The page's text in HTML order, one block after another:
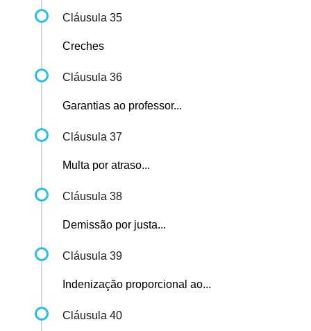
Cláusula 35
Creches
Cláusula 36
Garantias ao professor...
Cláusula 37
Multa por atraso...
Cláusula 38
Demissão por justa...
Cláusula 39
Indenização proporcional ao...
Cláusula 40